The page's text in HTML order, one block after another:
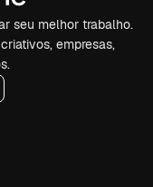
seu melhor trabalho.
empresas,